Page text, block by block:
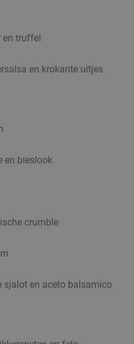
bij Restaurant Toque
Vr Za
Zo
bij Grand Cafe
Vr Za
Zo
Regulier €42,80
en truffel
en krokante uitjes
en bieslook
crumble
en aceto balsamico